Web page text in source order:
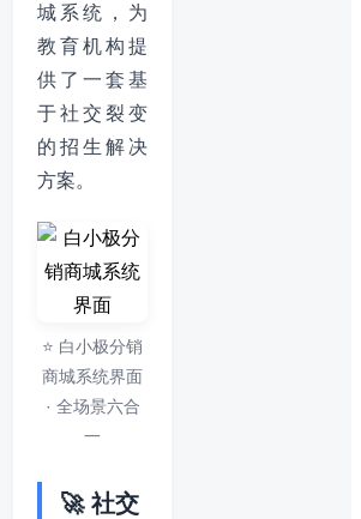
城系统，为
教育机构提
供了一套基
于社交裂变
的招生解决
方案。
⭐ 白小极分销
商城系统界面
· 全场景六合
一
🚀 社交